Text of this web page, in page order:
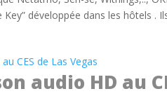
développée dans les hôtels
audio HD au